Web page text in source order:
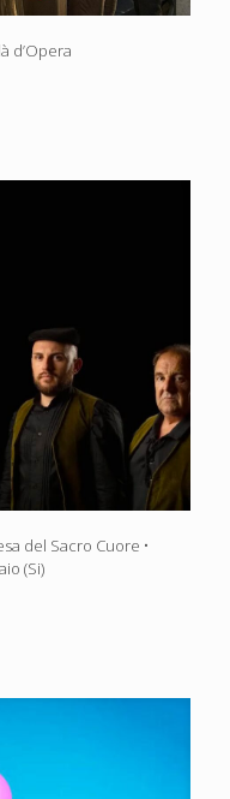
d’Opera
del Sacro Cuore •
(Si)